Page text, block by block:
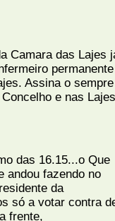
Camara das Lajes
permanente
Assina o sempre
e nas
das 16.15...o Que
andou fazendo no
da
só a votar contra
frente,